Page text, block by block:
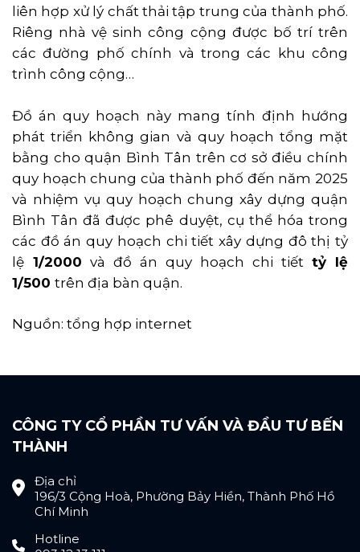
liên hợp xử lý chất thải tập trung của thành phố.
Riêng nhà vệ sinh công cộng được bố trí trên
các đường phố chính và trong các khu công
trình công cộng…
Đồ án quy hoạch này mang tính định hướng
phát triển không gian và quy hoạch tổng mặt
bằng cho quận Bình Tân trên cơ sở điều chính
quy hoạch chung của thành phố đến năm 2025
và nhiệm vụ quy hoạch chung xây dựng quận
Bình Tân đã được phê duyệt, cụ thể hóa trong
các đồ án quy hoạch chi tiết xây dựng đô thị tỷ
lệ 1/2000 và đồ án quy hoạch chi tiết tỷ lệ
1/500 trên địa bàn quận.
Nguồn: tổng hợp internet
CÔNG TY CỔ PHẦN TƯ VẤN VÀ ĐẦU TƯ BẾN
THÀNH
Địa chỉ
196/3 Cộng Hoà, Phường Bảy Hiền, Thành Phố Hồ
Chí Minh
Hotline